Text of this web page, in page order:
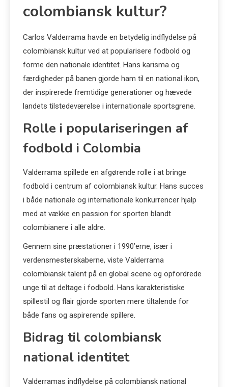
colombiansk kultur?
Carlos Valderrama havde en betydelig indflydelse på
colombiansk kultur ved at popularisere fodbold og
forme den nationale identitet. Hans karisma og
færdigheder på banen gjorde ham til en national ikon,
der inspirerede fremtidige generationer og hævede
landets tilstedeværelse i internationale sportsgrene.
Rolle i populariseringen af
fodbold i Colombia
Valderrama spillede en afgørende rolle i at bringe
fodbold i centrum af colombiansk kultur. Hans succes
i både nationale og internationale konkurrencer hjalp
med at vække en passion for sporten blandt
colombianere i alle aldre.
Gennem sine præstationer i 1990’erne, især i
verdensmesterskaberne, viste Valderrama
colombiansk talent på en global scene og opfordrede
unge til at deltage i fodbold. Hans karakteristiske
spillestil og flair gjorde sporten mere tiltalende for
både fans og aspirerende spillere.
Bidrag til colombiansk
national identitet
Valderramas indflydelse på colombiansk national